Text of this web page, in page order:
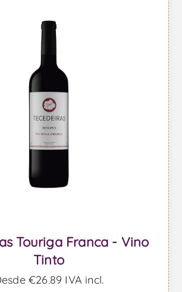
Touriga Franca - Vino
Tinto
€26,89 IVA incl.